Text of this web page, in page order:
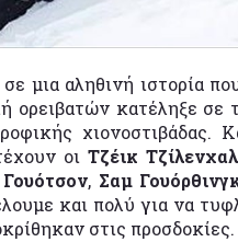
μια αληθινή ιστορία
ορειβατών κατέληξε σε
χιονοστιβάδας.
οι Τζέικ Τζίλενχαλ
, Σαμ
και πολύ για να
στις προσδοκίες.